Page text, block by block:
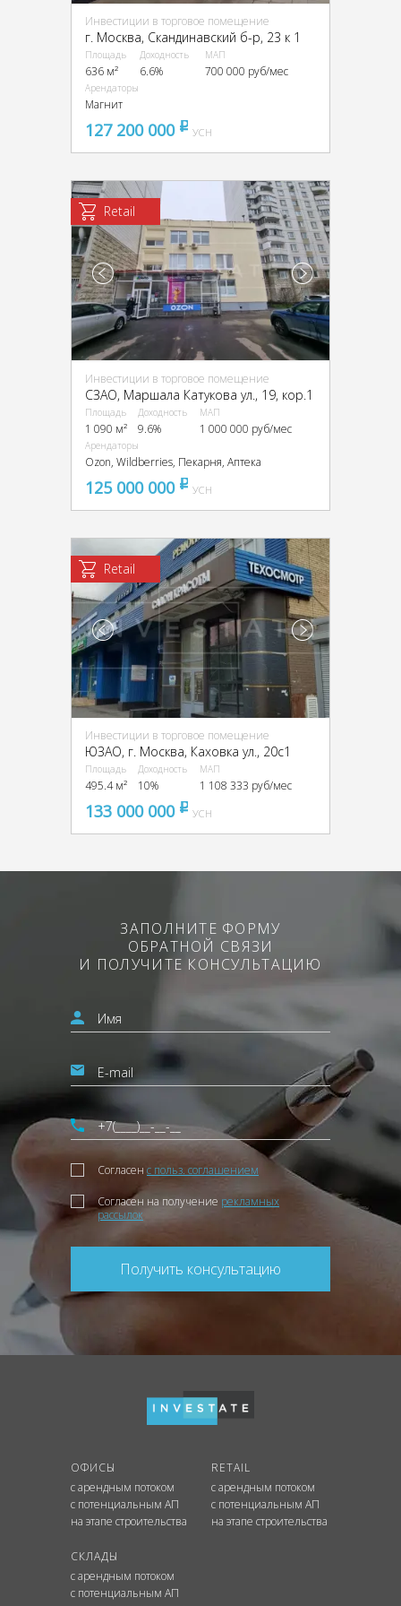
Инвестиции в торговое помещение
г. Москва, Скандинавский б-р, 23 к 1
Площадь
636 м²
Доходность
6.6%
МАП
700 000 руб/мес
Арендаторы
Магнит
127 200 000 pуб
УСН
Retail
Инвестиции в торговое помещение
CЗАО, Маршала Катукова ул., 19, кор.1
Площадь
1 090 м²
Доходность
9.6%
МАП
1 000 000 руб/мес
Арендаторы
Ozon, Wildberries, Пекарня, Аптека
125 000 000 pуб
УСН
Retail
Инвестиции в торговое помещение
ЮЗАО, г. Москва, Каховка ул., 20с1
Площадь
495.4 м²
Доходность
10%
МАП
1 108 333 руб/мес
133 000 000 pуб
УСН
ЗАПОЛНИТЕ ФОРМУ
ОБРАТНОЙ СВЯЗИ
И ПОЛУЧИТЕ КОНСУЛЬТАЦИЮ
Согласен с польз. соглашением
Согласен на получение рекламных
рассылок
Получить консультацию
ОФИСЫ
с арендным потоком
с потенциальным АП
на этапе строительства
RETAIL
с арендным потоком
с потенциальным АП
на этапе строительства
СКЛАДЫ
с арендным потоком
с потенциальным АП